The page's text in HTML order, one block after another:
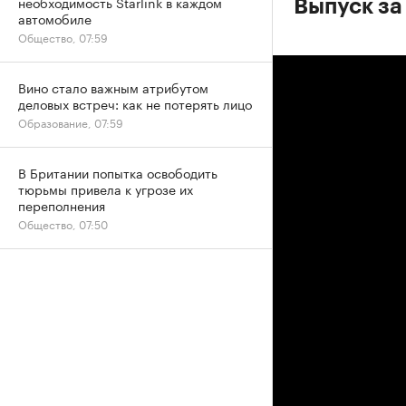
Выпуск
автомобиле
Общество, 07:59
Вино стало важным атрибутом
деловых встреч: как не потерять лицо
Образование, 07:59
В Британии попытка освободить
тюрьмы привела к угрозе их
переполнения
Общество, 07:50